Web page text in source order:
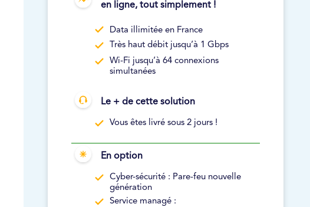
en ligne, tout simplement !
Data illimitée en France
Très haut débit jusqu’à 1 Gbps
Wi-Fi jusqu’à 64 connexions
simultanées
Le + de cette solution
Vous êtes livré sous 2 jours !
En option
Cyber-sécurité : Pare-feu nouvelle
génération
Service managé :